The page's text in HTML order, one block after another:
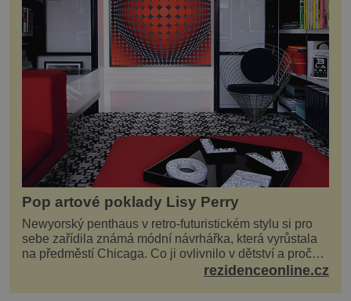
Pop artové poklady Lisy Perry
Newyorský penthaus v retro-futuristickém stylu si pro
sebe zařídila známá módní návrhářka, která vyrůstala
na předměstí Chicaga. Co ji ovlivnilo v dětství a proč
vypadá její domov právě takto? Interié...rezidenceonline.cz